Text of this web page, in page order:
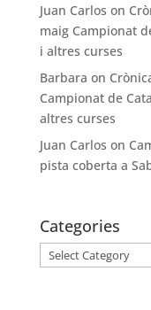
Juan Carlos on
maig Campionat
i altres curses
Barbara on
Campionat de
altres curses
Juan Carlos on
pista coberta a
Categories
Categories